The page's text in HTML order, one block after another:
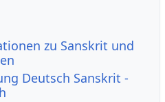
zu Sanskrit und
Deutsch Sanskrit -